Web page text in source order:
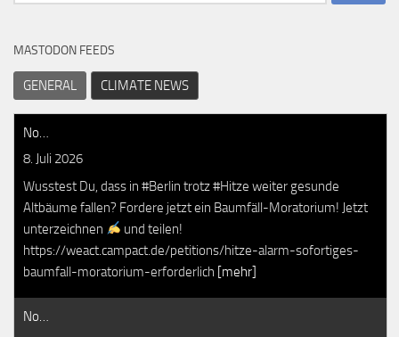
MASTODON FEEDS
GENERAL CLIMATE NEWS
No…
8. Juli 2026
Wusstest Du, dass in #Berlin trotz #Hitze weiter gesunde
Altbäume fallen? Fordere jetzt ein Baumfäll-Moratorium! Jetzt
unterzeichnen
und teilen!
https://weact.campact.de/petitions/hitze-alarm-sofortiges-
baumfall-moratorium-erforderlich [mehr]
No…